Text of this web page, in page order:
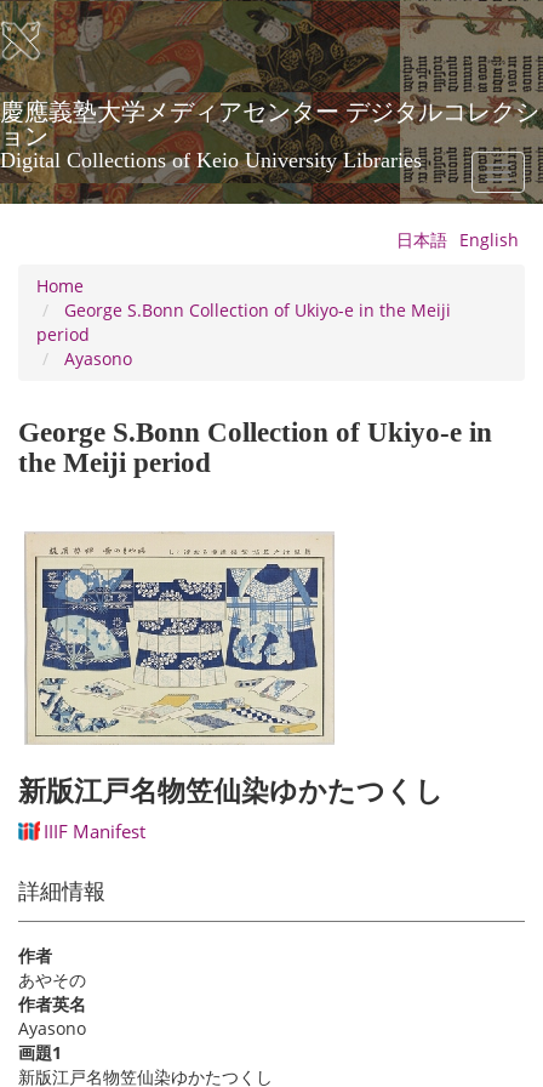
Skip
to
main
content
慶應義塾大学メディアセンター デジタルコレクシ
ョン
Digital Collections of Keio University Libraries
Toggle
日本語 English
Home
George S.Bonn Collection of Ukiyo-e in the Meiji
period
Ayasono
George S.Bonn Collection of Ukiyo-e in
the Meiji period
新版江戸名物笠仙染ゆかたつくし
IIIF Manifest
詳細情報
作者
あやその
作者英名
Ayasono
画題1
新版江戸名物笠仙染ゆかたつくし